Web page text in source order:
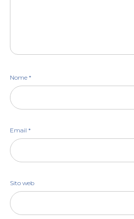
Nome *
Email *
Sito web